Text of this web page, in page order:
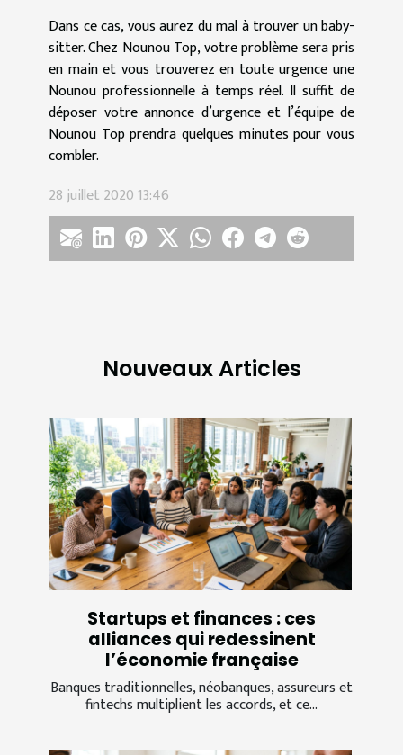
Dans ce cas, vous aurez du mal à trouver un baby-
sitter. Chez Nounou Top, votre problème sera pris
en main et vous trouverez en toute urgence une
Nounou professionnelle à temps réel. Il suffit de
déposer votre annonce d’urgence et l’équipe de
Nounou Top prendra quelques minutes pour vous
combler.
28 juillet 2020 13:46
Nouveaux Articles
Startups et finances : ces
alliances qui redessinent
l’économie française
Banques traditionnelles, néobanques, assureurs et
fintechs multiplient les accords, et ce...